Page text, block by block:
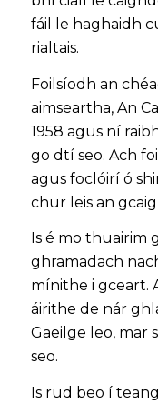
fáil le haghaidh
rialtais.
Foilsíodh an
aimseartha, An
1958 agus ní
go dtí seo. Ach
agus foclóirí ó
chur leis an
Is é mo thuairim
ghramadach
mínithe i gceart.
áirithe de nár
Gaeilge leo, mar
seo.
Is rud beo í